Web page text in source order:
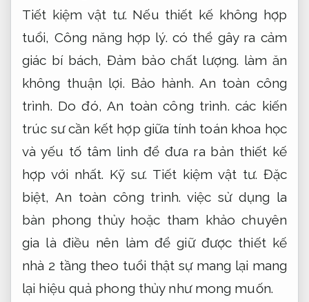
Tiết kiệm vật tư. Nếu thiết kế không hợp
tuổi, Công năng hợp lý. có thể gây ra cảm
giác bí bách,Đảm bảo chất lượng. làm ăn
không thuận lợi. Bảo hành. An toàn công
trình. Do đó,An toàn công trình. các kiến
trúc sư cần kết hợp giữa tính toán khoa học
và yếu tố tâm linh để đưa ra bản thiết kế
hợp với nhất. Kỹ sư. Tiết kiệm vật tư. Đặc
biệt,An toàn công trình. việc sử dụng la
bàn phong thủy hoặc tham khảo chuyên
gia là điều nên làm để giữ được thiết kế
nhà 2 tầng theo tuổi thật sự mang lại mang
lại hiệu quả phong thủy như mong muốn.